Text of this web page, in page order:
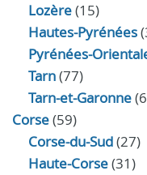
Lozère(15)
Hautes-Pyrénées
Pyrénées-
Tarn(77)
Tarn-et-Garonne
Corse(59)
Corse-du-Sud(27)
Haute-Corse(31)